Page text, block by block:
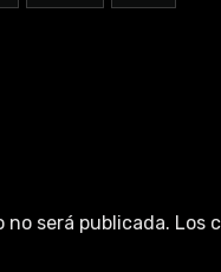
será publicada. Los